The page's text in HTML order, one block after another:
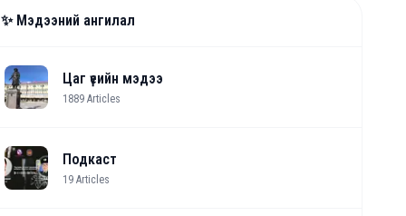
✨ Мэдээний ангилал
Цаг үеийн мэдээ
1889 Articles
Подкаст
19 Articles